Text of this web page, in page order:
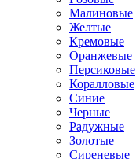
Малиновые
Желтые
Кремовые
Оранжевые
Персиковые
Коралловые
Синие
Черные
Радужные
Золотые
Сиреневые